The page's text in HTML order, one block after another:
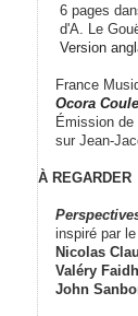
6 pages
d'A. Le
Version
France
Ocora
Émission de
sur Jean-
À REGARDER
inspiré par le
Nicolas
Valéry
John